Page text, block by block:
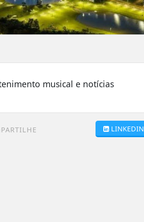
musical e notícias
LINKEDIN